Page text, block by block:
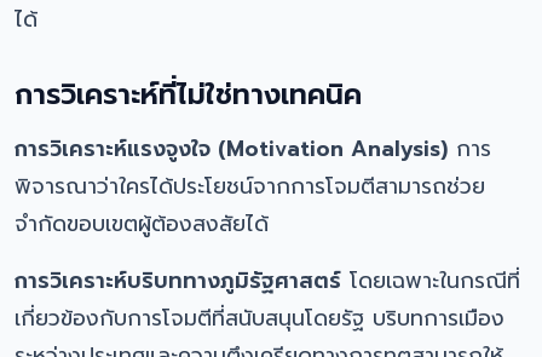
ได้
การวิเคราะห์ที่ไม่ใช่ทางเทคนิค
การวิเคราะห์แรงจูงใจ (Motivation Analysis) การ
พิจารณาว่าใครได้ประโยชน์จากการโจมตีสามารถช่วย
จำกัดขอบเขตผู้ต้องสงสัยได้
การวิเคราะห์บริบททางภูมิรัฐศาสตร์ โดยเฉพาะในกรณีที่
เกี่ยวข้องกับการโจมตีที่สนับสนุนโดยรัฐ บริบทการเมือง